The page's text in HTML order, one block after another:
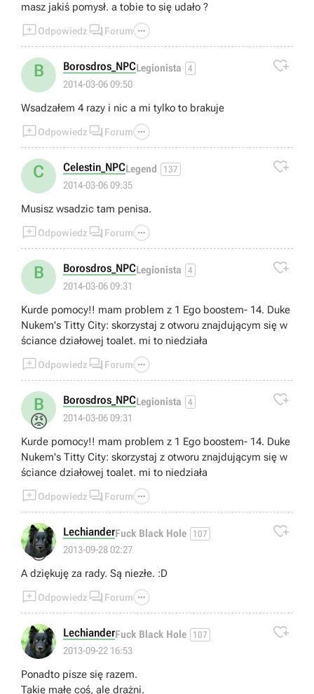
masz jakiś pomysł. a tobie to się udało ?
Odpowiedz  Forum 
B Borosdros_NPCLegionista 4
2014-03-06 09:50

Wsadzałem 4 razy i nic a mi tylko to brakuje
Odpowiedz  Forum 
C Celestin_NPCLegend 137
2014-03-06 09:35

Musisz wsadzic tam penisa.
Odpowiedz  Forum 
B Borosdros_NPCLegionista 4
2014-03-06 09:31

Kurde pomocy!! mam problem z 1 Ego boostem- 14. Duke
Nukem's Titty City: skorzystaj z otworu znajdującym się w
ściance działowej toalet. mi to niedziała
Odpowiedz  Forum 
B
😡
Borosdros_NPCLegionista 4
2014-03-06 09:31

Kurde pomocy!! mam problem z 1 Ego boostem- 14. Duke
Nukem's Titty City: skorzystaj z otworu znajdującym się w
ściance działowej toalet. mi to niedziała
Odpowiedz  Forum 
😁
LechianderFuck Black Hole 107
2013-09-28 02:27

A dziękuję za rady. Są niezłe. :D
Odpowiedz  Forum 
LechianderFuck Black Hole 107
2013-09-22 16:53

Ponadto pisze się razem.
Takie małe coś, ale drażni.